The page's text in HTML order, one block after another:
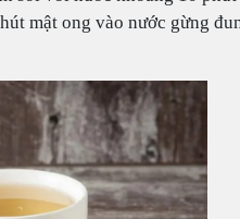
mật ong vào nước gừng